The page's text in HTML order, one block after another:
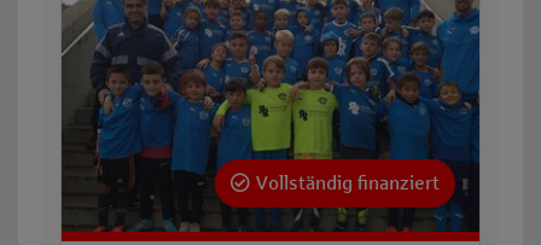
Vollständig finanziert